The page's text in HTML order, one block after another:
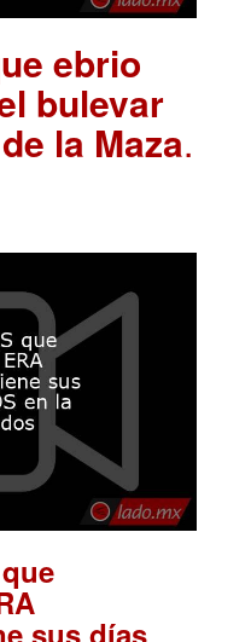
ebrio
bulevar
la Maza.
sus días